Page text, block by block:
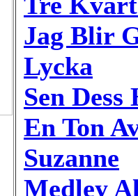
Jag Blir
Lycka
Sen
En Ton
Suzanne
Medley